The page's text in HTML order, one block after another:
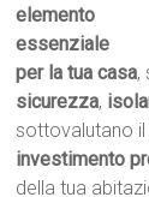
elemento
essenziale
per la tua casa,
sicurezza,
sottovalutano
investimento
della tua